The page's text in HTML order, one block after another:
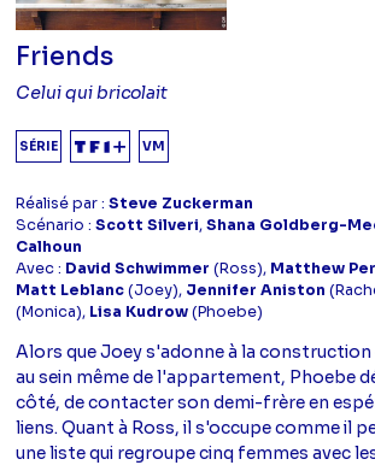
Friends
Celui qui bricolait
SÉRIE VM
Réalisé par :Steve Zuckerman
Scénario :Scott Silveri,Shana Goldberg-
Calhoun
Avec : David Schwimmer (Ross), Matthew
Matt Leblanc(Joey), Jennifer Aniston
(Monica), Lisa Kudrow(Phoebe)
Alors que Joey s'adonne à la
au sein même de l'appartement, Phoebe
côté, de contacter son demi-frère en
liens. Quant à Ross, il s'occupe comme il
une liste qui regroupe cinq femmes avec